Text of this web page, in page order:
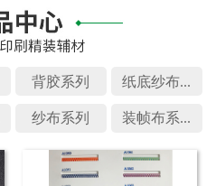
背胶系列 纸底纱布...
纱布系列 装帧布系...